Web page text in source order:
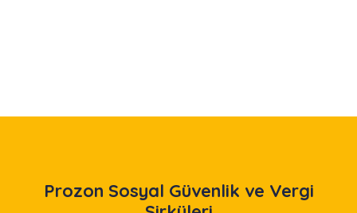
Prozon Sosyal Güvenlik ve Vergi